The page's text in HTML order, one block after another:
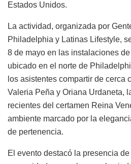
Estados Unidos.
La actividad, organizada por
Philadelphia y Latinas Lifestyle,
8 de mayo en las instalaciones
ubicado en el norte de
los asistentes compartir de cerca
Valeria Peña y Oriana Urdaneta,
recientes del certamen Reina
ambiente marcado por la
de pertenencia.
El evento destacó la presencia